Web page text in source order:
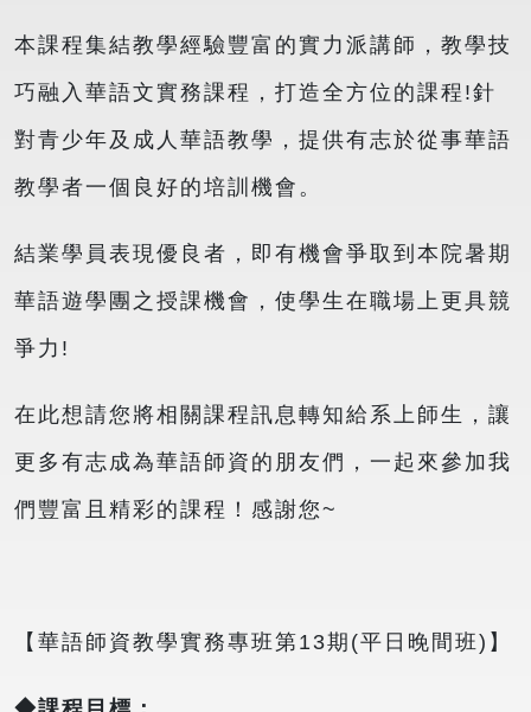
本課程集結教學經驗豐富的實力派講師，教學技
巧融入華語文實務課程，打造全方位的課程!針
對青少年及成人華語教學，提供有志於從事華語
教學者一個良好的培訓機會。
結業學員表現優良者，即有機會爭取到本院暑期
華語遊學團之授課機會，使學生在職場上更具競
爭力!
在此想請您將相關課程訊息轉知給系上師生，讓
更多有志成為華語師資的朋友們，一起來參加我
們豐富且精彩的課程！感謝您~
【華語師資教學實務專班第13期(平日晚間班)】